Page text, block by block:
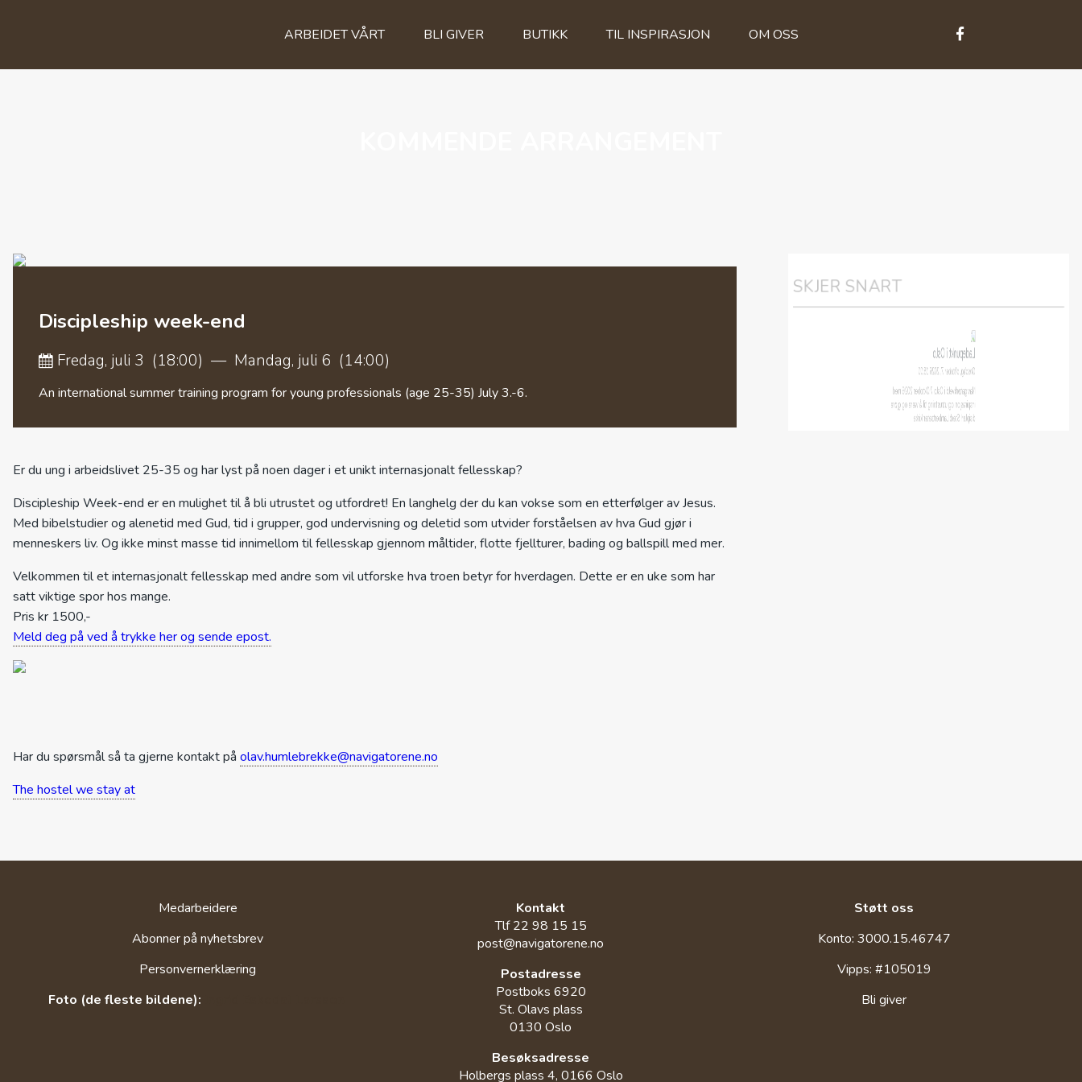
ARBEIDET VÅRT BLI GIVER BUTIKK TIL INSPIRASJON OM OSS
Discipleship week-end
Fredag, juli 3 (18:00) — Mandag, juli 6 (14:00)
An international summer training program for young professionals (age 25-35) July 3.-6.
Er du ung i arbeidslivet 25-35 og har lyst på noen dager i et unikt internasjonalt fellesskap?
Discipleship Week-end er en mulighet til å bli utrustet og utfordret! En langhelg der du kan vokse som en etterfølger av Jesus.
Med bibelstudier og alenetid med Gud, tid i grupper, god undervisning og deletid som utvider forståelsen av hva Gud gjør i
menneskers liv. Og ikke minst masse tid innimellom til fellesskap gjennom måltider, flotte fjellturer, bading og ballspill med mer.
Velkommen til et internasjonalt fellesskap med andre som vil utforske hva troen betyr for hverdagen. Dette er en uke som har
satt viktige spor hos mange.
Pris kr 1500,-
Meld deg på ved å trykke her og sende epost.
Har du spørsmål så ta gjerne kontakt på olav.humlebrekke@navigatorene.no
The hostel we stay at
SKJER SNART
Onsdag, oktober 7, 2026 18:00
Navigatørkveld i Oslo 7.Oktober 2026 med
inspirasjon og utrustning til å være og gjøre
disipler! Sted: Lambertseter kirke
Medarbeidere
Abonner på nyhetsbrev
Personvernerklæring
Foto (de fleste bildene):
Kontakt
Tlf 22 98 15 15
post@navigatorene.no
Postadresse
Postboks 6920
St. Olavs plass
0130 Oslo
Besøksadresse
Holbergs plass 4, 0166 Oslo
Støtt oss
Konto: 3000.15.46747
Vipps: #105019
Bli giver